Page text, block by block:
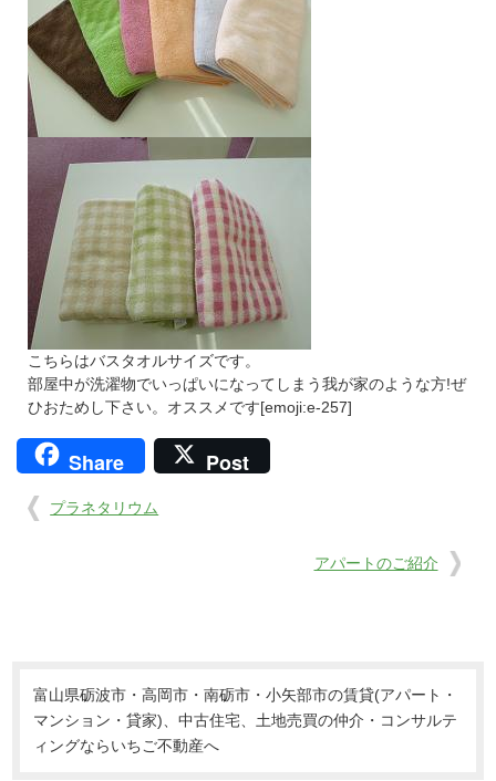
こちらはバスタオルサイズです。
部屋中が洗濯物でいっぱいになってしまう我が家のような方!ぜ
ひおためし下さい。オススメです[emoji:e-257]
Share Post
プラネタリウム
アパートのご紹介
富山県砺波市・高岡市・南砺市・小矢部市の賃貸(アパート・
マンション・貸家)、中古住宅、土地売買の仲介・コンサルテ
ィングならいちご不動産へ